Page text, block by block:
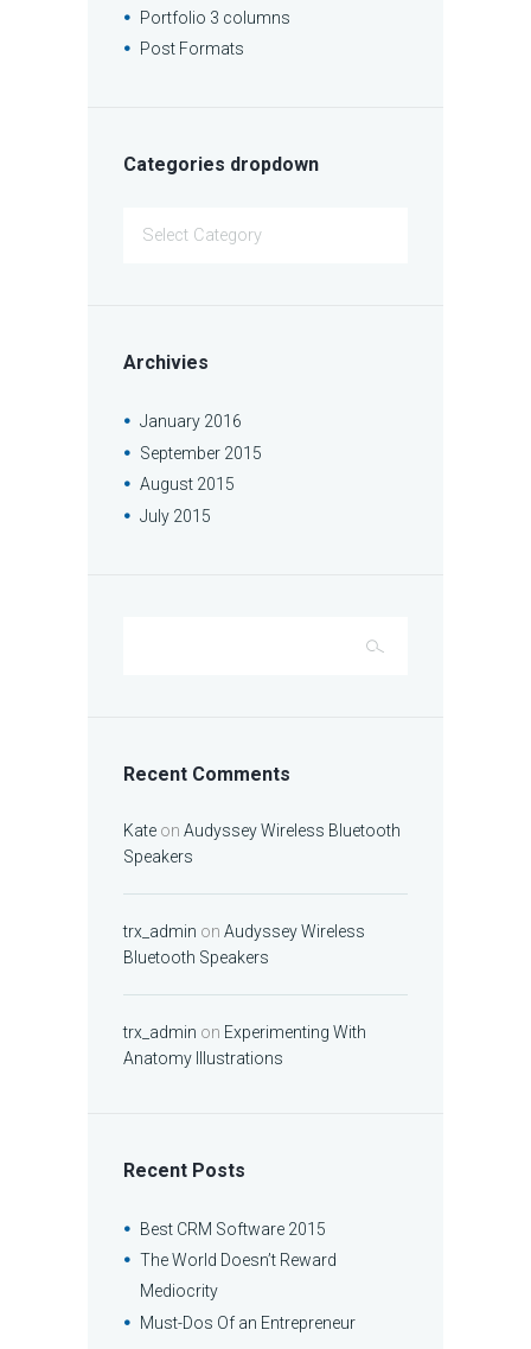
Portfolio 3 columns
Post Formats
Categories dropdown
Archivies
January 2016
September 2015
August 2015
July 2015
Recent Comments
Kate on Audyssey Wireless Bluetooth
Speakers
trx_admin on Audyssey Wireless
Bluetooth Speakers
trx_admin on Experimenting With
Anatomy Illustrations
Recent Posts
Best CRM Software 2015
The World Doesn’t Reward
Mediocrity
Must-Dos Of an Entrepreneur